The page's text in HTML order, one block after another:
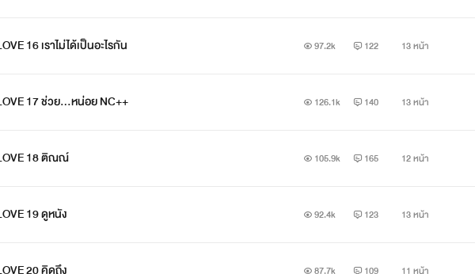
จาร์ฟา
ผู้ชายกะล่อน เจ้าชู้ ที่ดันไปตกหลุมรักเจ้าหญิงน้ำแข็งอย่างเธอ
BAD LOVE 16 เราไม่ได้เป็นอะไรกัน 97.2k 122 13 หน้า
BAD LOVE 17 ช่วย...หน่อย NC++ 126.1k 140 13 หน้า
BAD LOVE 18 ติณณ์ 105.9k 165 12 หน้า
BAD LOVE 19 ดูหนัง 92.4k 123 13 หน้า
87.7k 109 11 หน้า